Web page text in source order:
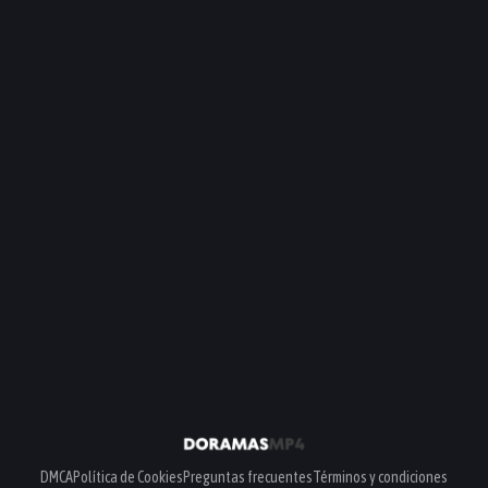
DMCAPolítica de CookiesPreguntas frecuentesTérminos y condiciones